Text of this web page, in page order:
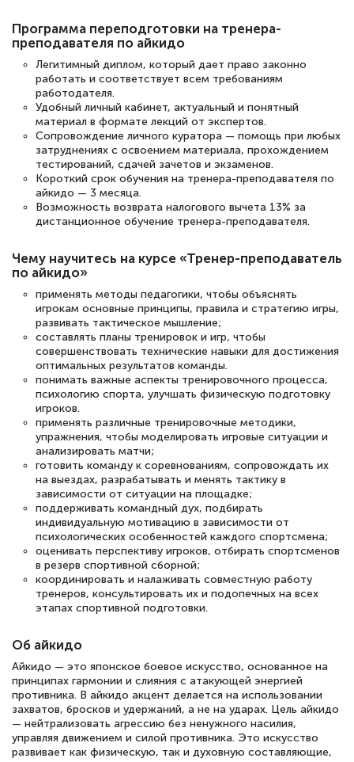
Светлана К
Знаток города 7 уровня
10 марта 2026
Оставила заявку на обучение онлайн, мне
быстро ответили, разъяснили все детали.
Обучение понравилось: огромное
количество тематической литературы,
пособий и учебников доступно на время
прохождения курса, удобная система
аттестации, проблем не возникло ни на
каком этапе…
Программа переподготовки на тренера-
преподавателя по айкидо
Легитимный диплом, который дает право законно
работать и соответствует всем требованиям
работодателя.
Удобный личный кабинет, актуальный и понятный
материал в формате лекций от экспертов.
Сопровождение личного куратора — помощь при любых
затруднениях с освоением материала, прохождением
тестирований, сдачей зачетов и экзаменов.
Короткий срок обучения на тренера-преподавателя по
айкидо — 3 месяца.
Возможность возврата налогового вычета 13% за
дистанционное обучение тренера-преподавателя.
Чему научитесь на курсе «Тренер-преподаватель
по айкидо»
применять методы педагогики, чтобы объяснять
игрокам основные принципы, правила и стратегию игры,
развивать тактическое мышление;
составлять планы тренировок и игр, чтобы
совершенствовать технические навыки для достижения
оптимальных результатов команды.
понимать важные аспекты тренировочного процесса,
психологию спорта, улучшать физическую подготовку
игроков.
применять различные тренировочные методики,
упражнения, чтобы моделировать игровые ситуации и
анализировать матчи;
готовить команду к соревнованиям, сопровождать их
на выездах, разрабатывать и менять тактику в
зависимости от ситуации на площадке;
поддерживать командный дух, подбирать
индивидуальную мотивацию в зависимости от
психологических особенностей каждого спортсмена;
оценивать перспективу игроков, отбирать спортсменов
в резерв спортивной сборной;
координировать и налаживать совместную работу
тренеров, консультировать их и подопечных на всех
этапах спортивной подготовки.
Об айкидо
Айкидо — это японское боевое искусство, основанное на
принципах гармонии и слияния с атакующей энергией
противника. В айкидо акцент делается на использовании
захватов, бросков и удержаний, а не на ударах. Цель айкидо
— нейтрализовать агрессию без ненужного насилия,
управляя движением и силой противника. Это искусство
развивает как физическую, так и духовную составляющие,